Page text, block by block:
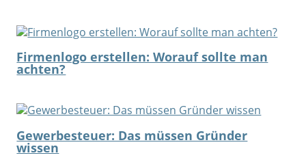
Firmenlogo erstellen: Worauf sollte man
achten?
Gewerbesteuer: Das müssen Gründer
wissen